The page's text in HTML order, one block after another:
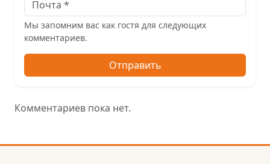
Мы запомним вас как гостя для следующих
комментариев.
Отправить
Комментариев пока нет.